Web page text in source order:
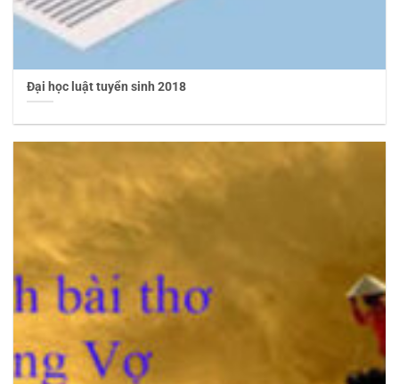
Đại học luật tuyển sinh 2018